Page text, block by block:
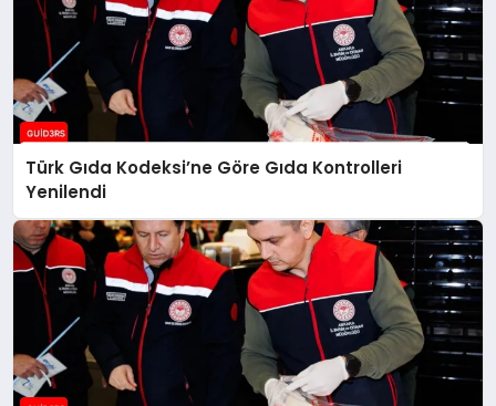
Türk Gıda Kodeksi’ne Göre Gıda Kontrolleri
Yenilendi